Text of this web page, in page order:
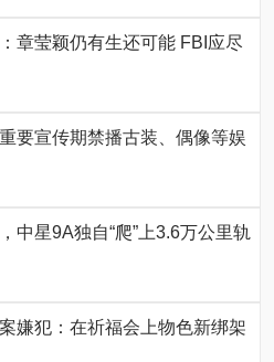
章莹颖仍有生还可能 FBI应尽
要宣传期禁播古装、偶像等娱
中星9A独自“爬”上3.6万公里轨
嫌犯：在祈福会上物色新绑架